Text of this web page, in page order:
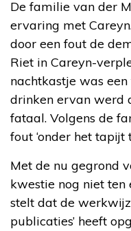
De familie van der
ervaring met
door een fout de
Riet in Careyn-
nachtkastje was
drinken ervan werd
fataal. Volgens de
fout ‘onder het tapijt
Met de nu gegrond
kwestie nog niet ten
stelt dat de
publicaties’ heeft